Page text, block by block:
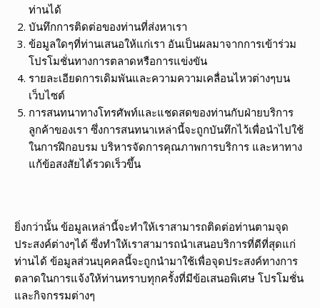
ท่านได้
บันทึกการติดต่อของท่านที่ส่งหาเรา
ข้อมูลใดๆที่ท่านเสนอให้แก่เรา อันเป็นผลมาจากการเข้าร่วม
โปรโมชั่นทางการตลาดหรือการแข่งขัน
รายละเอียดการเดิมพันและความความเคลื่อนไหวต่างๆบน
เว็บไซต์
การสนทนาทางโทรศัพท์และแชดสดของท่านกับฝ่ายบริการ
ลูกค้าของเรา ซึ่งการสนทนาเหล่านี้จะถูกบันทึกไว้เพื่อนำไปใช้
ในการฝึกอบรม บริหารจัดการคุณภาพการบริการ และหาทาง
แก้ข้อสงสัยได้รวดเร็วขึ้น
ยิ่งกว่านั้น ข้อมูลเหล่านี้จะทำให้เราสามารถติดต่อท่านตามจุด
ประสงค์ต่างๆได้ ซึ่งทำให้เราสามารถนำเสนอบริการที่ดีที่สุดแก่
ท่านได้ ข้อมูลส่วนบุคคลนี้จะถูกนำมาใช้เพื่อจุดประสงค์ทางการ
ตลาดในการแจ้งให้ท่านทราบทุกครั้งที่มีข้อเสนอพิเศษ โปรโมชั่น
และกิจกรรมต่างๆ